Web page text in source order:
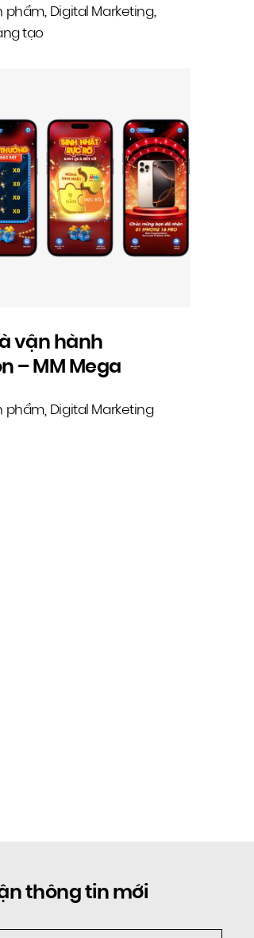
phẩm, Digital Marketing,
tạo
vận hành
– MM Mega
phẩm, Digital Marketing
thông tin mới